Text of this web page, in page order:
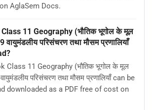
AglaSem Docs.
11 Geography (भौतिक भूगोल के मूल
वायुमंडलीय परिसंचरण तथा मौसम प्रणालियाँ
Class 11 Geography (भौतिक भूगोल के मूल
परिसंचरण तथा मौसम प्रणालियाँ can be
downloaded as a PDF free of cost on